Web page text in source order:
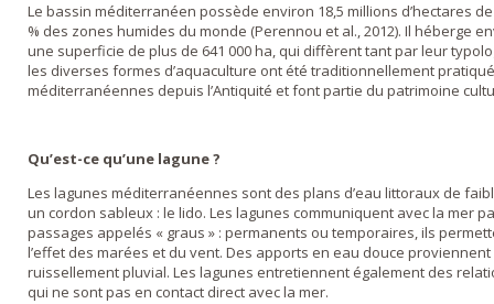
Le bassin méditerranéen possède environ 18,5 millions d’hectares
% des zones humides du monde (Perennou et al., 2012). Il héberge
une superficie de plus de 641 000 ha, qui diffèrent tant par leur
les diverses formes d’aquaculture ont été traditionnellement
méditerranéennes depuis l’Antiquité et font partie du patrimoine
Qu’est-ce qu’une lagune ?
Les lagunes méditerranéennes sont des plans d’eau littoraux de
un cordon sableux : le lido. Les lagunes communiquent avec la mer
passages appelés « graus » : permanents ou temporaires, ils
l’effet des marées et du vent. Des apports en eau douce
ruissellement pluvial. Les lagunes entretiennent également des
qui ne sont pas en contact direct avec la mer.